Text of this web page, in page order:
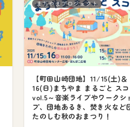
まちやまプロジェクト
【町田山崎団地】11/15(土)＆
16(日)まちやま まるごと ス
vol.5～音楽ライブやワークシ
プ、団地あるき、焚き火など
たのしむ秋のおまつり！